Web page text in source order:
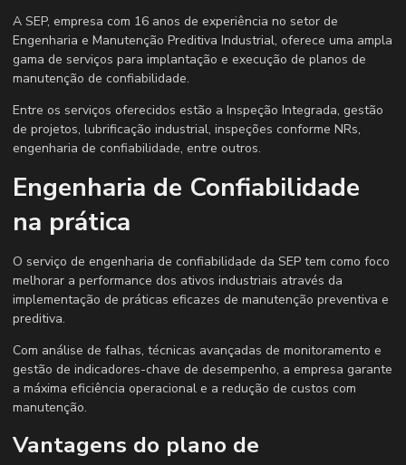
A SEP, empresa com 16 anos de experiência no setor de
Engenharia e Manutenção Preditiva Industrial, oferece uma ampla
gama de serviços para implantação e execução de planos de
manutenção de confiabilidade.
Entre os serviços oferecidos estão a Inspeção Integrada, gestão
de projetos, lubrificação industrial, inspeções conforme NRs,
engenharia de confiabilidade, entre outros.
Engenharia de Confiabilidade
na prática
O serviço de engenharia de confiabilidade da SEP tem como foco
melhorar a performance dos ativos industriais através da
implementação de práticas eficazes de manutenção preventiva e
preditiva.
Com análise de falhas, técnicas avançadas de monitoramento e
gestão de indicadores-chave de desempenho, a empresa garante
a máxima eficiência operacional e a redução de custos com
manutenção.
Vantagens do plano de